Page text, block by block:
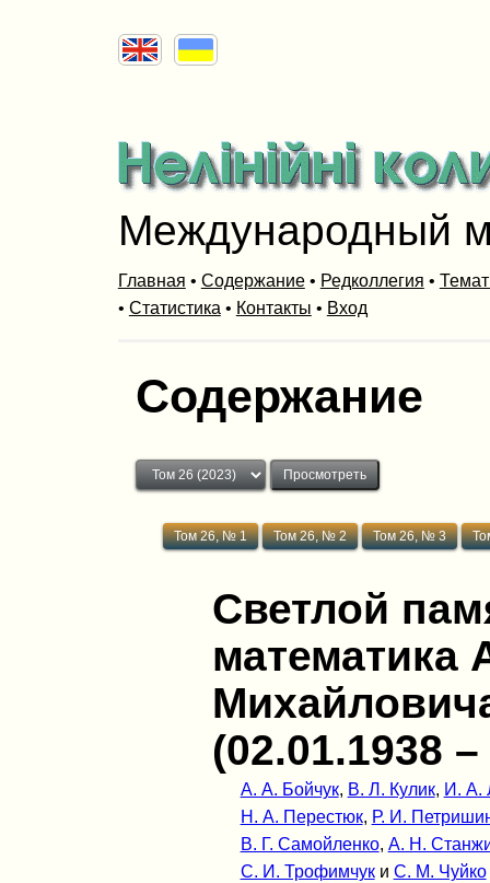
Международный
Главная • Содержание• Редколлегия •
• Статистика • Контакты • Вход
Содержание
Том 26, № 1 Том 26, № 2 Том 26, № 3
Светлой
математика
(02.01.1938
А. А. Бойчук, В. Л. Кулик, И. А.
Н. А. Перестюк, Р. И.
В. Г. Самойленко, А. Н.
С. И. Трофимчуки С. М. Чуйко